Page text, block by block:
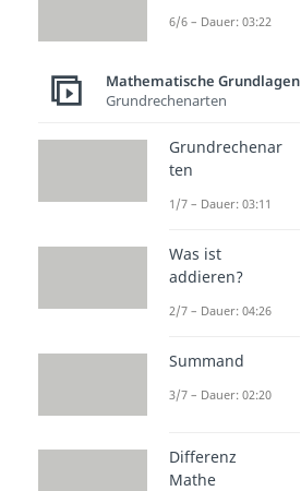
6/6 – Dauer: 03:22
Mathematische Grundlagen
Grundrechenarten
Grundrechenar
ten
1/7 – Dauer: 03:11
Was ist
addieren?
2/7 – Dauer: 04:26
Summand
3/7 – Dauer: 02:20
Differenz
Mathe